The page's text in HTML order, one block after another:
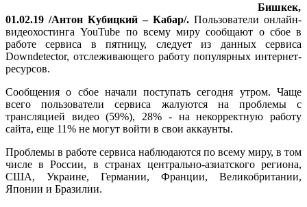
Бишкек,
01.02.19 /Антон Кубицкий – Кабар/. Пользователи онлайн-
видеохостинга YouTube по всему миру сообщают о сбое в
работе сервиса в пятницу, следует из данных сервиса
Downdetector, отслеживающего работу популярных интернет-
ресурсов.
Сообщения о сбое начали поступать сегодня утром. Чаще
всего пользователи сервиса жалуются на проблемы с
трансляцией видео (59%), 28% - на некорректную работу
сайта, еще 11% не могут войти в свои аккаунты.
Проблемы в работе сервиса наблюдаются по всему миру, в том
числе в России, в странах центрально-азиатского региона,
США, Украине, Германии, Франции, Великобритании,
Японии и Бразилии.